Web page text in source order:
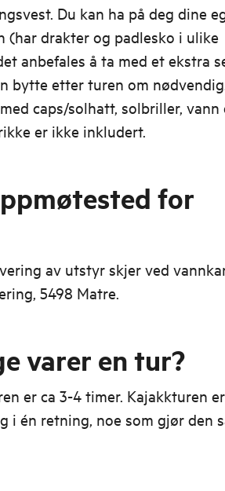
Du kan ha på deg dine
(har drakter og padlesko i ulike
anbefales å ta med et ekstra
bytte etter turen om
caps/solhatt, solbriller,
er ikke inkludert.
for
av utstyr skjer ved
5498 Matre.
varer en tur?
er ca 3-4 timer. Kajakkturen er
i én retning, noe som gjør den